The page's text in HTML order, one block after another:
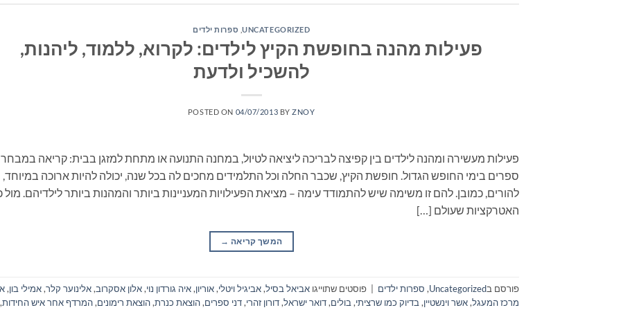
UNCATEGORIZED
, ספרות ילדים
פעילות מהנה בחופשת הקיץ לילדים: לקרוא, ללמוד, ליהנות,
להשכיל ולדעת
POSTED ON 04/07/2013 BYZNOY
פעילות מעשירה ומהנה לילדים בין קפיצה לבריכה ליציאה לטיול, במחנה התנועה או מתחת למזגן בבית: קריאה במבחר
ספרים בימי החופש הגדול. חופשת הקיץ, שכבר החלה וכל התלמידים מחכים לה בכל שנה, יכולה להיות ארוכה במיוחד,
להורים, כמובן. להם זו משימה שיש להתמודד עימה – מציאת הפעילויות המעניינות ביותר והמהנות ביותר לילדיהם. מול
האטרקציות שעולם […]
המשך קריאה →
פורסם בUncategorized
, ספרות ילדים פוסטים שתוייגו אביאל בסיל,אביגיל ויטלי,אוריון,איה גורדון נוי,אלון אסקרוב,אלינוער קלר,אמילי בון,
מרכז המעגל,אשר וינשטיין, בדיוק כמו שרציתי, בולים,דואר ישראל,דורון זהרי,דני ספרים,הוצאת כנרת,הוצאת רימונים,המרדף אחר איש החידות,